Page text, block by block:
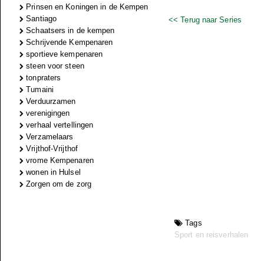
Prinsen en Koningen in de Kempen
Santiago
Schaatsers in de kempen
Schrijvende Kempenaren
sportieve kempenaren
steen voor steen
tonpraters
Tumaini
Verduurzamen
verenigingen
verhaal vertellingen
Verzamelaars
Vrijthof-Vrijthof
vrome Kempenaren
wonen in Hulsel
Zorgen om de zorg
<< Terug naar Series
Tags
Sport en reisverhalen